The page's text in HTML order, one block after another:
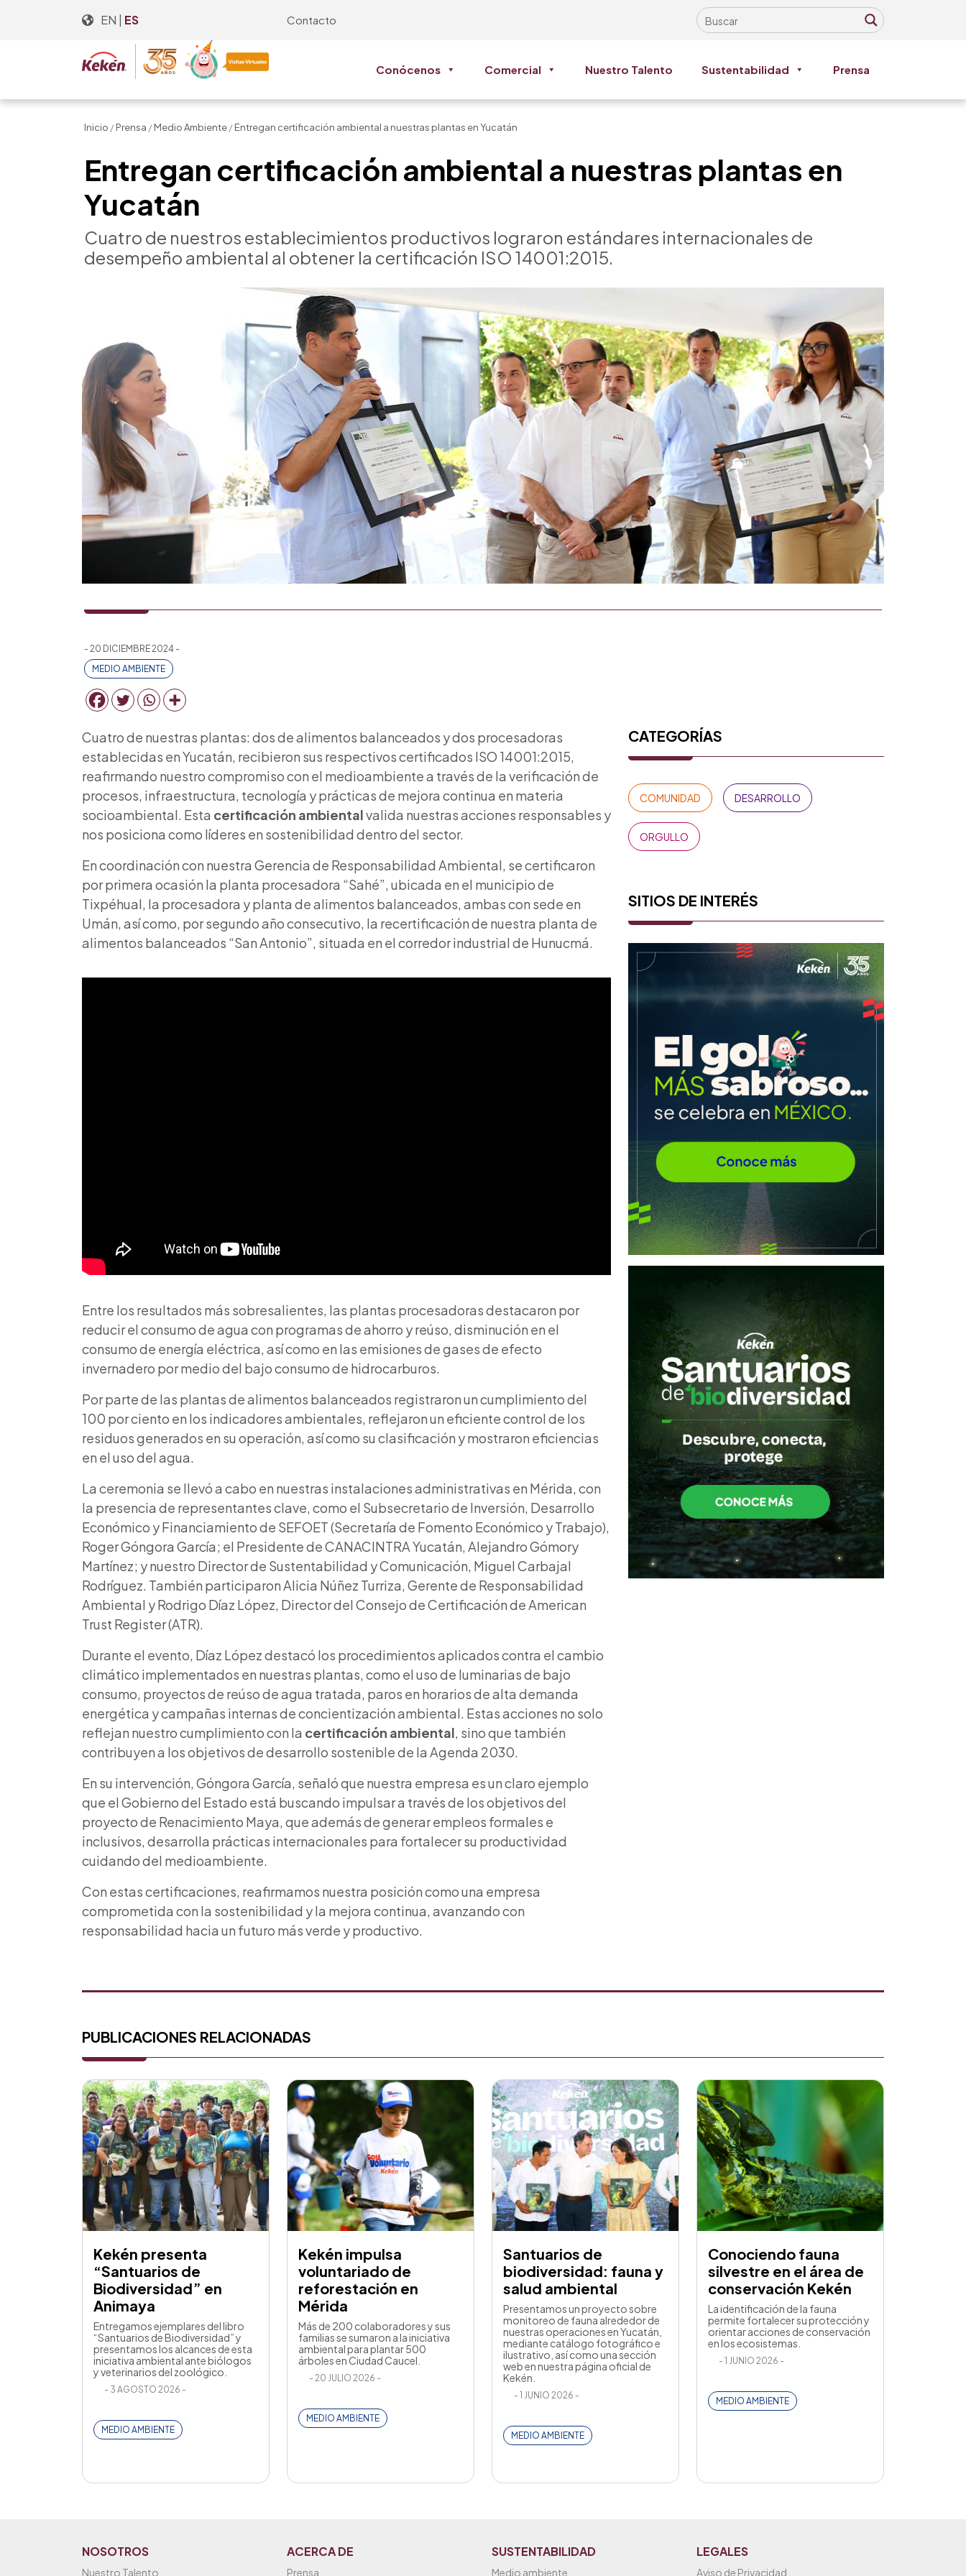
EN ES Contacto
Conócenos Comercial Nuestro Talento Sustentabilidad Prensa
Inicio /Prensa /Medio Ambiente/Entregan certificación ambiental a nuestras plantas en Yucatán
Entregan certificación ambiental a nuestras plantas en
Yucatán
Cuatro de nuestros establecimientos productivos lograron estándares internacionales de
desempeño ambiental al obtener la certificación ISO 14001:2015.
- 20 DICIEMBRE 2024 -
MEDIO AMBIENTE
Cuatro de nuestras plantas: dos de alimentos balanceados y dos procesadoras
establecidas en Yucatán, recibieron sus respectivos certificados ISO 14001:2015,
reafirmando nuestro compromiso con el medioambiente a través de la verificación de
procesos, infraestructura, tecnología y prácticas de mejora continua en materia
socioambiental. Esta certificación ambientalvalida nuestras acciones responsables y
nos posiciona como líderes en sostenibilidad dentro del sector.
En coordinación con nuestra Gerencia de Responsabilidad Ambiental, se certificaron
por primera ocasión la planta procesadora “Sahé”, ubicada en el municipio de
Tixpéhual, la procesadora y planta de alimentos balanceados, ambas con sede en
Umán, así como, por segundo año consecutivo, la recertificación de nuestra planta de
alimentos balanceados “San Antonio”, situada en el corredor industrial de Hunucmá.
Entre los resultados más sobresalientes, las plantas procesadoras destacaron por
reducir el consumo de agua con programas de ahorro y reúso, disminución en el
consumo de energía eléctrica, así como en las emisiones de gases de efecto
invernadero por medio del bajo consumo de hidrocarburos.
Por parte de las plantas de alimentos balanceados registraron un cumplimiento del
100 por ciento en los indicadores ambientales, reflejaron un eficiente control de los
residuos generados en su operación, así como su clasificación y mostraron eficiencias
en el uso del agua.
La ceremonia se llevó a cabo en nuestras instalaciones administrativas en Mérida, con
la presencia de representantes clave, como el Subsecretario de Inversión, Desarrollo
Económico y Financiamiento de SEFOET (Secretaría de Fomento Económico y Trabajo),
Roger Góngora García; el Presidente de CANACINTRA Yucatán, Alejandro Gómory
Martínez; y nuestro Director de Sustentabilidad y Comunicación, Miguel Carbajal
Rodríguez. También participaron Alicia Núñez Turriza, Gerente de Responsabilidad
Ambiental y Rodrigo Díaz López, Director del Consejo de Certificación de American
Trust Register (ATR).
Durante el evento, Díaz López destacó los procedimientos aplicados contra el cambio
climático implementados en nuestras plantas, como el uso de luminarias de bajo
consumo, proyectos de reúso de agua tratada, paros en horarios de alta demanda
energética y campañas internas de concientización ambiental. Estas acciones no solo
reflejan nuestro cumplimiento con la certificación ambiental, sino que también
contribuyen a los objetivos de desarrollo sostenible de la Agenda 2030.
En su intervención, Góngora García, señaló que nuestra empresa es un claro ejemplo
que el Gobierno del Estado está buscando impulsar a través de los objetivos del
proyecto de Renacimiento Maya, que además de generar empleos formales e
inclusivos, desarrolla prácticas internacionales para fortalecer su productividad
cuidando del medioambiente.
Con estas certificaciones, reafirmamos nuestra posición como una empresa
comprometida con la sostenibilidad y la mejora continua, avanzando con
responsabilidad hacia un futuro más verde y productivo.
CATEGORÍAS
COMUNIDAD DESARROLLO
ORGULLO
SITIOS DE INTERÉS
PUBLICACIONES RELACIONADAS
Kekén presenta
“Santuarios de
Biodiversidad” en
Animaya
Entregamos ejemplares del libro
“Santuarios de Biodiversidad” y
presentamos los alcances de esta
iniciativa ambiental ante biólogos
y veterinarios del zoológico.
- 3 AGOSTO 2026 -
MEDIO AMBIENTE
Kekén impulsa
voluntariado de
reforestación en
Mérida
Más de 200 colaboradores y sus
familias se sumaron a la iniciativa
ambiental para plantar 500
árboles en Ciudad Caucel.
- 20 JULIO 2026 -
MEDIO AMBIENTE
Santuarios de
biodiversidad: fauna y
salud ambiental
Presentamos un proyecto sobre
monitoreo de fauna alrededor de
nuestras operaciones en Yucatán,
mediante catálogo fotográfico e
ilustrativo, así como una sección
web en nuestra página oficial de
Kekén.
- 1 JUNIO 2026 -
MEDIO AMBIENTE
Conociendo fauna
silvestre en el área de
conservación Kekén
La identificación de la fauna
permite fortalecer su protección y
orientar acciones de conservación
en los ecosistemas.
- 1 JUNIO 2026 -
MEDIO AMBIENTE
NOSOTROS
Nuestro Talento
ACERCA DE
Prensa
SUSTENTABILIDAD
Medio ambiente
LEGALES
Aviso de Privacidad